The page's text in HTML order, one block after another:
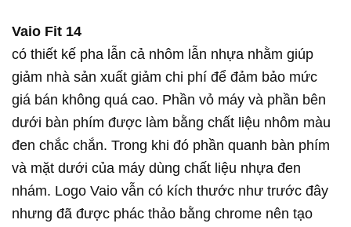
Vaio Fit 14
có thiết kế pha lẫn cả nhôm lẫn nhựa nhằm giúp
giảm nhà sản xuất giảm chi phí để đảm bảo mức
giá bán không quá cao. Phần vỏ máy và phần bên
dưới bàn phím được làm bằng chất liệu nhôm màu
đen chắc chắn. Trong khi đó phần quanh bàn phím
và mặt dưới của máy dùng chất liệu nhựa đen
nhám. Logo Vaio vẫn có kích thước như trước đây
nhưng đã được phác thảo bằng chrome nên tạo